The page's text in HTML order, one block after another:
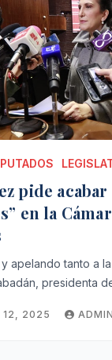
pide
en la
apelando tanto a
presidenta
12, 2025 ADMIN